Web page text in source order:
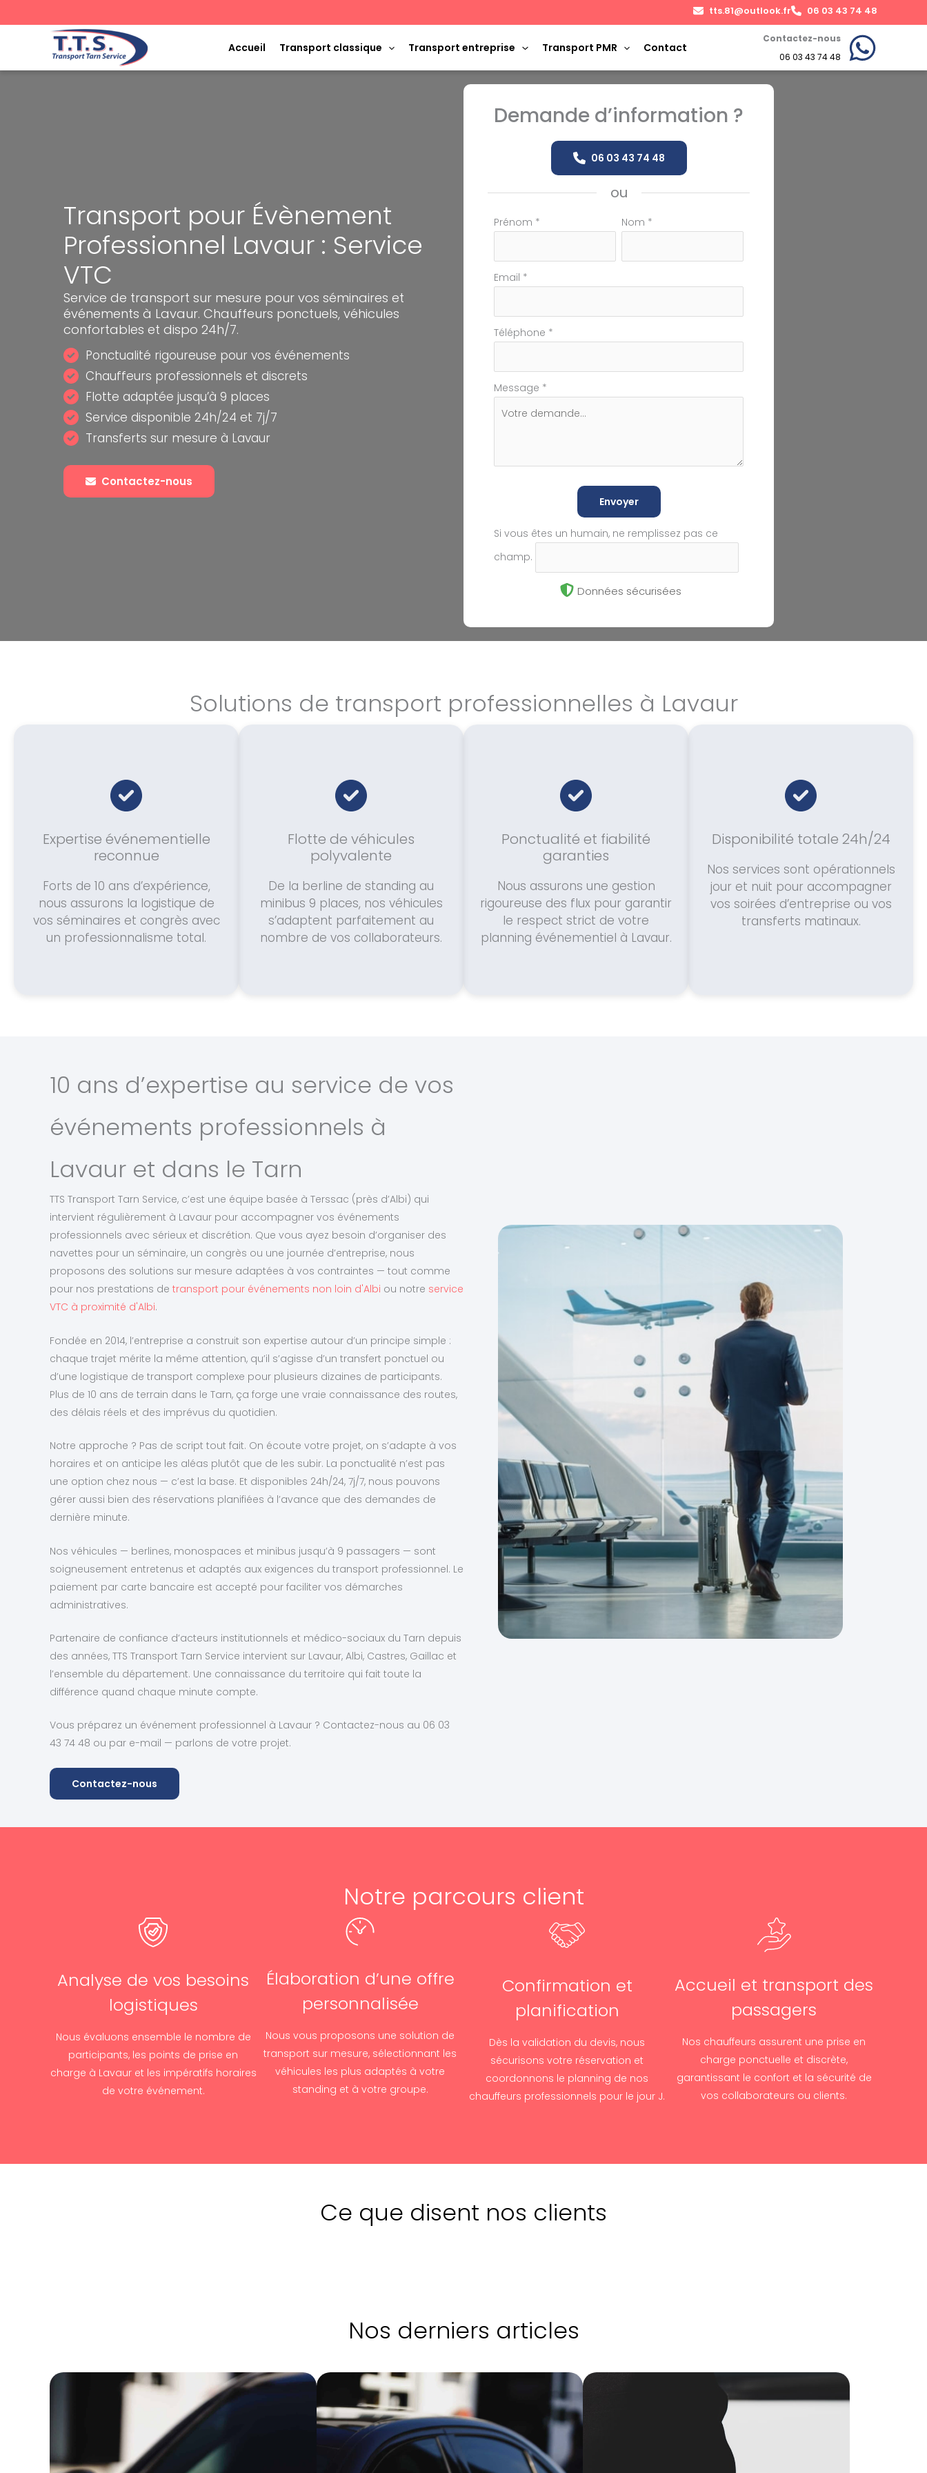
au
tts.81@outlook.fr 06 03 43 74 48
Accueil Transport classique Transport entreprise Transport PMR Contact
Contactez-nous
06 03 43 74 48
Transport pour Évènement
Professionnel Lavaur : Service
VTC
Service de transport sur mesure pour vos séminaires et
événements à Lavaur. Chauffeurs ponctuels, véhicules
confortables et dispo 24h/7.
Ponctualité rigoureuse pour vos événements
Chauffeurs professionnels et discrets
Flotte adaptée jusqu’à 9 places
Service disponible 24h/24 et 7j/7
Transferts sur mesure à Lavaur
Contactez-nous
Demande d’information ?
06 03 43 74 48
ou
Formulaire
téléphone
Prénom * Nom *
Email *
Téléphone *
Message *
Envoyer
Si vous êtes un humain, ne remplissez pas ce
champ.
Données sécurisées
Solutions de transport professionnelles à Lavaur
Expertise événementielle
reconnue
Forts de 10 ans d’expérience,
nous assurons la logistique de
vos séminaires et congrès avec
un professionnalisme total.
Flotte de véhicules
polyvalente
De la berline de standing au
minibus 9 places, nos véhicules
s’adaptent parfaitement au
nombre de vos collaborateurs.
Ponctualité et fiabilité
garanties
Nous assurons une gestion
rigoureuse des flux pour garantir
le respect strict de votre
planning événementiel à Lavaur.
Disponibilité totale 24h/24
Nos services sont opérationnels
jour et nuit pour accompagner
vos soirées d’entreprise ou vos
transferts matinaux.
10 ans d’expertise au service de vos
événements professionnels à
Lavaur et dans le Tarn
TTS Transport Tarn Service, c’est une équipe basée à Terssac (près d’Albi) qui
intervient régulièrement à Lavaur pour accompagner vos événements
professionnels avec sérieux et discrétion. Que vous ayez besoin d’organiser des
navettes pour un séminaire, un congrès ou une journée d’entreprise, nous
proposons des solutions sur mesure adaptées à vos contraintes — tout comme
pour nos prestations de transport pour événements non loin d'Albi ou notre service
VTC à proximité d'Albi.
Fondée en 2014, l’entreprise a construit son expertise autour d’un principe simple :
chaque trajet mérite la même attention, qu’il s’agisse d’un transfert ponctuel ou
d’une logistique de transport complexe pour plusieurs dizaines de participants.
Plus de 10 ans de terrain dans le Tarn, ça forge une vraie connaissance des routes,
des délais réels et des imprévus du quotidien.
Notre approche ? Pas de script tout fait. On écoute votre projet, on s’adapte à vos
horaires et on anticipe les aléas plutôt que de les subir. La ponctualité n’est pas
une option chez nous — c’est la base. Et disponibles 24h/24, 7j/7, nous pouvons
gérer aussi bien des réservations planifiées à l’avance que des demandes de
dernière minute.
Nos véhicules — berlines, monospaces et minibus jusqu’à 9 passagers — sont
soigneusement entretenus et adaptés aux exigences du transport professionnel. Le
paiement par carte bancaire est accepté pour faciliter vos démarches
administratives.
Partenaire de confiance d’acteurs institutionnels et médico-sociaux du Tarn depuis
des années, TTS Transport Tarn Service intervient sur Lavaur, Albi, Castres, Gaillac et
l’ensemble du département. Une connaissance du territoire qui fait toute la
différence quand chaque minute compte.
Vous préparez un événement professionnel à Lavaur ? Contactez-nous au 06 03
43 74 48 ou par e-mail — parlons de votre projet.
Contactez-nous
Notre parcours client
Analyse de vos besoins
logistiques
Nous évaluons ensemble le nombre de
participants, les points de prise en
charge à Lavaur et les impératifs horaires
de votre événement.
Élaboration d’une offre
personnalisée
Nous vous proposons une solution de
transport sur mesure, sélectionnant les
véhicules les plus adaptés à votre
standing et à votre groupe.
Confirmation et
planification
Dès la validation du devis, nous
sécurisons votre réservation et
coordonnons le planning de nos
chauffeurs professionnels pour le jour J.
Accueil et transport des
passagers
Nos chauffeurs assurent une prise en
charge ponctuelle et discrète,
garantissant le confort et la sécurité de
vos collaborateurs ou clients.
Ce que disent nos clients
Nos derniers articles